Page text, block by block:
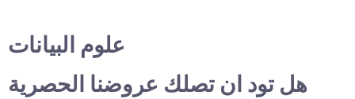
علوم البيانات
هل تود ان تصلك عروضنا الحصرية